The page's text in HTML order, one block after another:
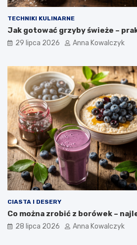
TECHNIKI KULINARNE
Jak gotować grzyby świeże –
29 lipca 2026 Anna Kowalczyk
CIASTA I DESERY
Co można zrobić z borówek –
28 lipca 2026 Anna Kowalczyk